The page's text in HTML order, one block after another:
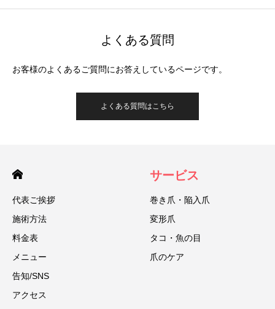
よくある質問
お客様のよくあるご質問にお答えしているページです。
よくある質問はこちら
代表ご挨拶
施術方法
料金表
メニュー
告知/SNS
アクセス
サービス
巻き爪・陥入爪
変形爪
タコ・魚の目
爪のケア